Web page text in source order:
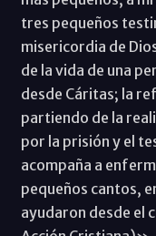
tres pequeños
misericordia de
de la vida de una
desde Cáritas; la
partiendo de la
por la prisión y el
acompaña a
pequeños cantos,
ayudaron desde el